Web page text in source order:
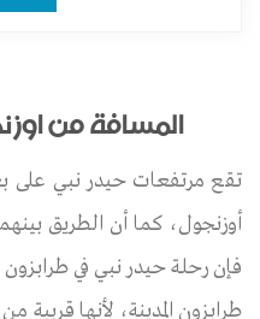
المسافة من
أوزنجول، كما أن الطريق
فإن رحلة حيدر نبي في
طرابزون المدينة، لأنها قريبة